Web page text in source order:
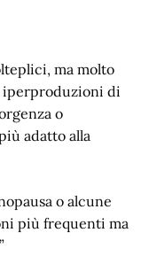
ma molto
iperproduzioni di
o
adatto alla
o alcune
più frequenti ma